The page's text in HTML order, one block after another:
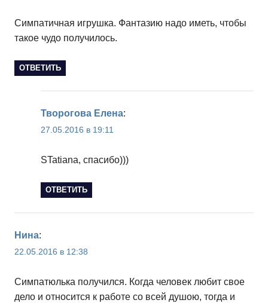
Симпатичная игрушка. Фантазию надо иметь, чтобы
такое чудо получилось.
ОТВЕТИТЬ
Творогова Елена:
27.05.2016 в 19:11
STatiana, спасибо)))
ОТВЕТИТЬ
Нина:
22.05.2016 в 12:38
Симпатюлька получился. Когда человек любит свое
дело и относится к работе со всей душою, тогда и